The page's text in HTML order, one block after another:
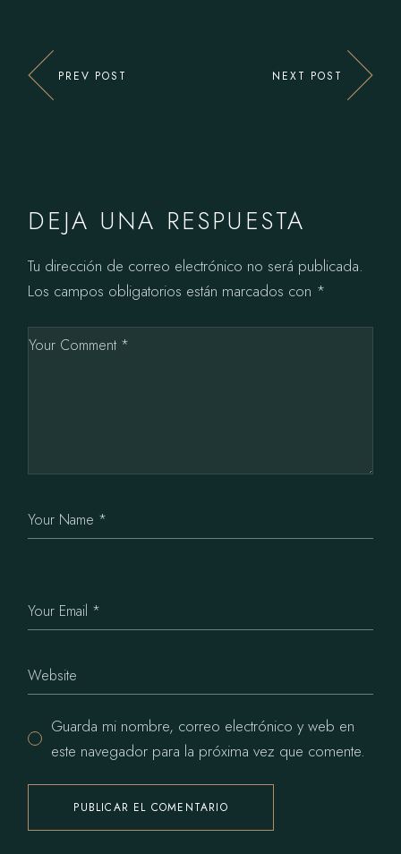
PREV POST NEXT POST
DEJA UNA RESPUESTA
Tu dirección de correo electrónico no será publicada.
Los campos obligatorios están marcados con *
Guarda mi nombre, correo electrónico y web en
este navegador para la próxima vez que comente.
PUBLICAR EL COMENTARIO